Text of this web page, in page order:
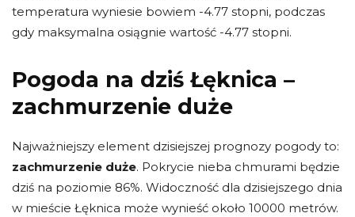
temperatura wyniesie bowiem -4.77 stopni, podczas
gdy maksymalna osiągnie wartość -4.77 stopni.
Pogoda na dziś Łęknica –
zachmurzenie duże
Najważniejszy element dzisiejszej prognozy pogody to:
zachmurzenie duże. Pokrycie nieba chmurami będzie
dziś na poziomie 86%. Widoczność dla dzisiejszego dnia
w mieście Łęknica może wynieść około 10000 metrów.